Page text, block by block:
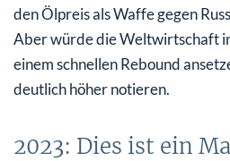
den Ölpreis als Waffe gegen
Aber würde die Weltwirtschaft
einem schnellen Rebound
deutlich höher notieren.
2023: Dies ist ein